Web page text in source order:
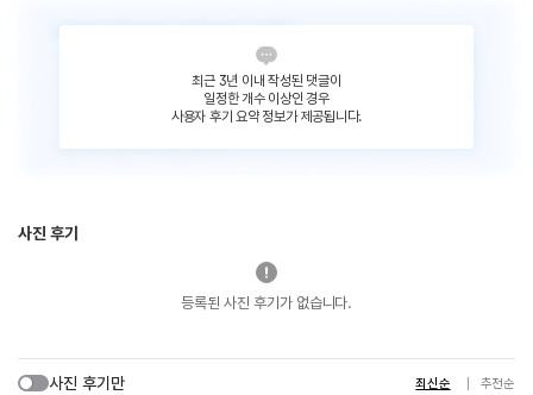
최근 3년 이내 작성된 댓글이
일정한 개수 이상인 경우
사용자 후기 요약 정보가 제공됩니다.
사진 후기
등록된 사진 후기가 없습니다.
사진 후기만 최신순 추천순